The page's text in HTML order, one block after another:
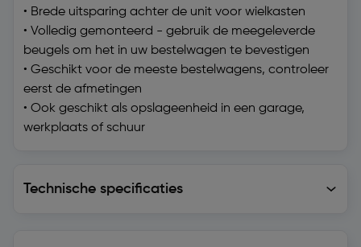
• Brede uitsparing achter de unit voor wielkasten
• Volledig gemonteerd - gebruik de meegeleverde
beugels om het in uw bestelwagen te bevestigen
• Geschikt voor de meeste bestelwagens, controleer
eerst de afmetingen
• Ook geschikt als opslageenheid in een garage,
werkplaats of schuur
Technische specificaties